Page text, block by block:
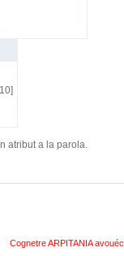
atribut a la parola.
Cognetre ARPITANIA avouéc